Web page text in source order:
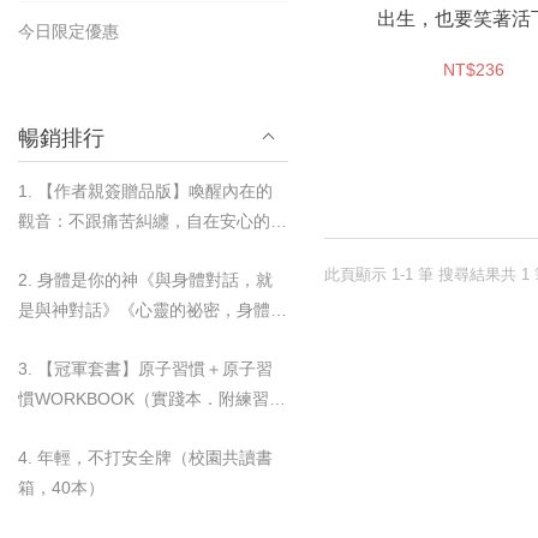
今日限定優惠
暢銷排行
1. 【作者親簽贈品版】喚醒內在的
觀音：不跟痛苦糾纏，自在安心的歸
2. 身體是你的神《與身體對話，就
是與神對話》《心靈的祕密，身體都
3. 【冠軍套書】原子習慣＋原子習
慣WORKBOOK（實踐本．附練習別
4. 年輕，不打安全牌（校園共讀書
箱，40本）
出生，也要笑著活
NT$236
此頁顯示 1-1 筆 搜尋結果共 1